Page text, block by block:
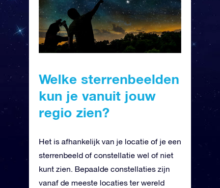
Welke sterrenbeelden
kun je vanuit jouw
regio zien?
Het is afhankelijk van je locatie of je een
sterrenbeeld of constellatie wel of niet
kunt zien. Bepaalde constellaties zijn
vanaf de meeste locaties ter wereld